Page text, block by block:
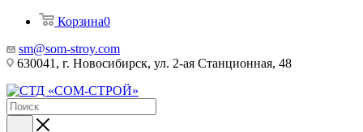
Корзина0
sm@som-stroy.com
630041, г. Новосибирск, ул. 2-ая Станционная, 48